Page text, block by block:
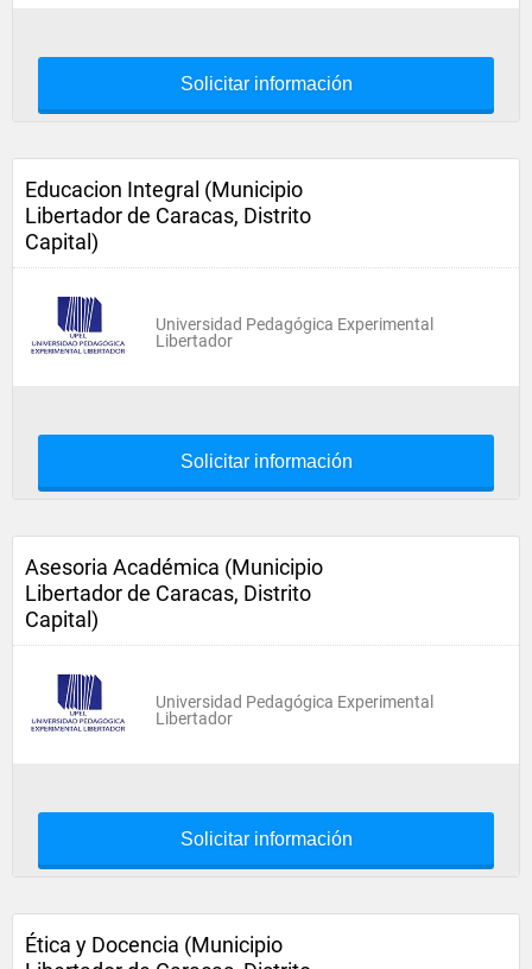
Solicitar información
Educacion Integral (Municipio
Libertador de Caracas, Distrito
Capital)
Universidad Pedagógica Experimental
Libertador
Solicitar información
Asesoria Académica (Municipio
Libertador de Caracas, Distrito
Capital)
Universidad Pedagógica Experimental
Libertador
Solicitar información
Ética y Docencia (Municipio